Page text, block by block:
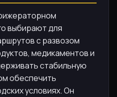
выбирают для
с развозом
медикаментов и
стабильную
обеспечить
условиях. Он